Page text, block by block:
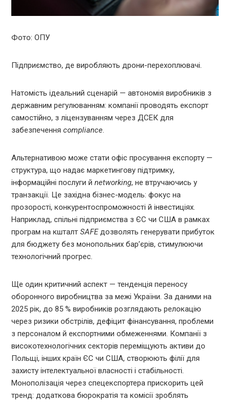
Фото: ОПУ
Підприємство, де виробляють дрони-перехоплювачі.
Натомість ідеальний сценарій — автономія виробників з
державним регулюванням: компанії проводять експорт
самостійно, з ліцензуванням через ДСЕК для
забезпеченняcompliance.
Альтернативою може стати офіс просування експорту —
структура, що надає маркетингову підтримку,
інформаційні послуги йnetworking, не втручаючись у
транзакції. Це західна бізнес-модель: фокус на
прозорості, конкурентоспроможності й інвестиціях.
Наприклад, спільні підприємства з ЄС чи США в рамках
програм на кшталтSAFEдозволять генерувати прибуток
для бюджету без монопольних бар’єрів, стимулюючи
технологічний прогрес.
Ще один критичний аспект — тенденція переносу
оборонного виробництва за межі України. За даними на
2025 рік, до 85 % виробників розглядають релокацію
через ризики обстрілів, дефіцит фінансування, проблеми
з персоналом й експортними обмеженнями. Компанії з
високотехнологічних секторів переміщують активи до
Польщі, інших країн ЄС чи США, створюють філії для
захисту інтелектуальної власності і стабільності.
Монополізація через спецекспортера прискорить цей
тренд: додаткова бюрократія та комісії зроблять